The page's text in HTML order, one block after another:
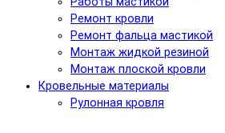
Ремонт кровли
Ремонт фальца мастикой
Монтаж жидкой резиной
Монтаж плоской кровли
Кровельные материалы
Рулонная кровля